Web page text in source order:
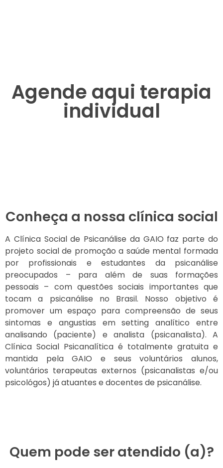
Agende aqui terapia
individual
Conheça a nossa clínica social
A Clínica Social de Psicanálise da GAIO faz parte do
projeto social de promoção a saúde mental formada
por profissionais e estudantes da psicanálise
preocupados – para além de suas formações
pessoais – com questões sociais importantes que
tocam a psicanálise no Brasil. Nosso objetivo é
promover um espaço para compreensão de seus
sintomas e angustias em setting analítico entre
analisando (paciente) e analista (psicanalista). A
Clínica Social Psicanalítica é totalmente gratuita e
mantida pela GAIO e seus voluntários alunos,
voluntários terapeutas externos (psicanalistas e/ou
psicológos) já atuantes e docentes de psicanálise.
Quem pode ser atendido (a)?